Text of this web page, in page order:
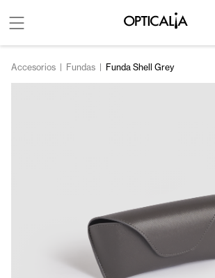
Accesorios Fundas Funda Shell Grey